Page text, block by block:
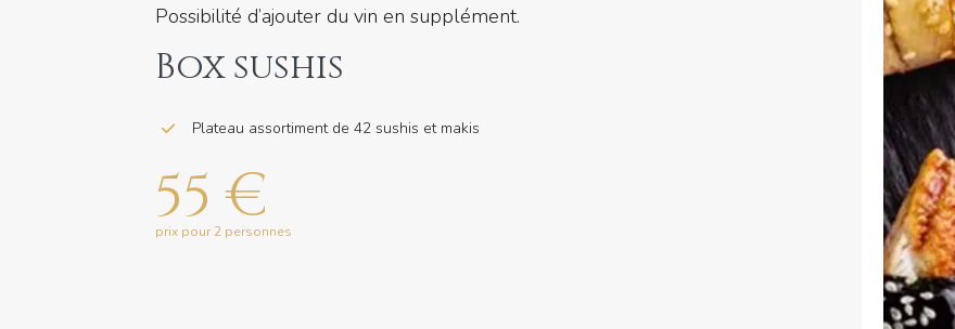
Possibilité d’ajouter du vin en supplément.
Box sushis
Plateau assortiment de 42 sushis et makis
55 €
prix pour 2 personnes